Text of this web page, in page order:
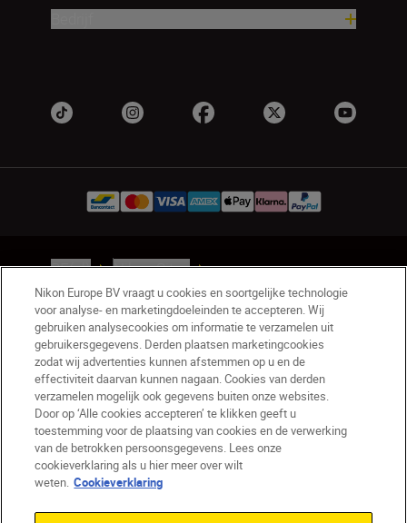
BE(nl) Nikon Sites
Contact opnemen
Privacyverklaring
Gebruiksvoorwaarden
Nikon Store - Algemene voorwaarden
Cookieverklaring
Toegankelijkheid
Cookie-instellingen
© 2026 Nikon
Nikon Europe BV vraagt u cookies en soortgelijke technologie
voor analyse- en marketingdoeleinden te accepteren. Wij
gebruiken analysecookies om informatie te verzamelen uit
gebruikersgegevens. Derden plaatsen marketingcookies
zodat wij advertenties kunnen afstemmen op u en de
effectiviteit daarvan kunnen nagaan. Cookies van derden
verzamelen mogelijk ook gegevens buiten onze websites.
Door op ‘Alle cookies accepteren’ te klikken geeft u
toestemming voor de plaatsing van cookies en de verwerking
van de betrokken persoonsgegevens. Lees onze
cookieverklaring als u hier meer over wilt
weten. Cookieverklaring